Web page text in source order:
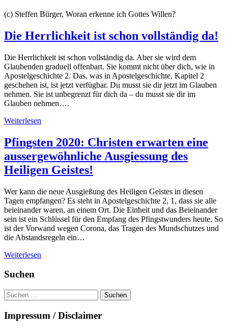
(c) Steffen Bürger, Woran erkenne ich Gottes Willen?
Die Herrlichkeit ist schon vollständig da!
Die Herrlichkeit ist schon vollständig da. Aber sie wird dem
Glaubenden graduell offenbart. Sie kommt nicht über dich, wie in
Apostelgeschichte 2. Das, was in Apostelgeschichte, Kapitel 2
geschehen ist, ist jetzt verfügbar. Du musst sie dir jetzt im Glauben
nehmen. Sie ist unbegrenzt für dich da – du musst sie dir im
Glauben nehmen….
Weiterlesen
Pfingsten 2020: Christen erwarten eine
aussergewöhnliche Ausgiessung des
Heiligen Geistes!
Wer kann die neue Ausgießung des Heiligen Geistes in diesen
Tagen empfangen? Es steht in Apostelgeschichte 2, 1, dass sie alle
beieinander waren, an einem Ort. Die Einheit und das Beieinander
sein ist ein Schlüssel für den Empfang des Pfingstwunders heute. So
ist der Vorwand wegen Corona, das Tragen des Mundschutzes und
die Abstandsregeln ein…
Weiterlesen
Suchen
Suchen
nach:
Impressum / Disclaimer